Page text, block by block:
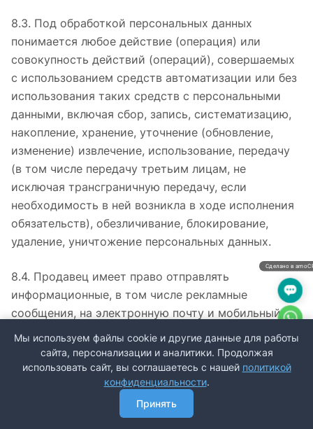
8.3. Под обработкой персональных данных
понимается любое действие (операция) или
совокупность действий (операций), совершаемых
с использованием средств автоматизации или без
использования таких средств с персональными
данными, включая сбор, запись, систематизацию,
накопление, хранение, уточнение (обновление,
изменение) извлечение, использование, передачу
(в том числе передачу третьим лицам, не
исключая трансграничную передачу, если
необходимость в ней возникла в ходе исполнения
обязательств), обезличивание, блокирование,
удаление, уничтожение персональных данных.
8.4. Продавец имеет право отправлять
информационные, в том числе рекламные
сообщения, на электронную почту и мобильный
телефон Пользователя/Покупателя с его согласия,
выраженного посредством совершения им
действий, однозначно идентифицирующих этого
абонента и позволяющих достоверно установить
его волеизъявление на получение сообщения.
Пользователь/Покупатель вправе отказаться от
Корзина Избранные
Мы используем файлы cookie и другие данные для работы
сайта, персонализации и аналитики. Продолжая
использовать сайт, вы соглашаетесь с нашей политикой
конфиденциальности.
Принять
Сделано в